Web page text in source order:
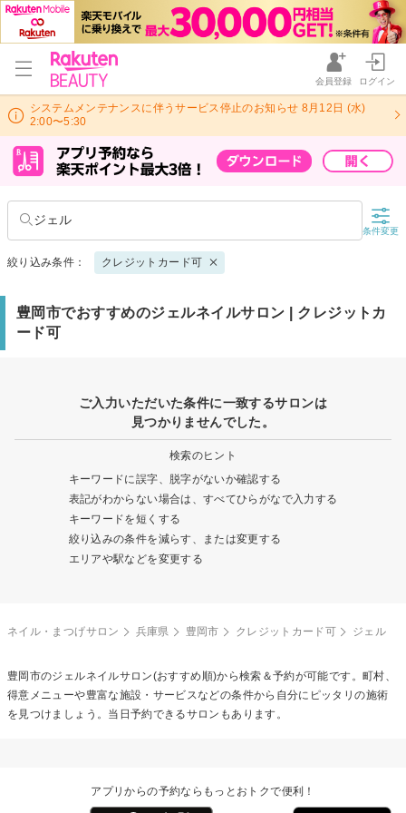
会員登録 ログイン
システムメンテナンスに伴うサービス停止のお知らせ 8月12日 (水)
2:00〜5:30
ジェル
条件変更
絞り込み条件： クレジットカード可
豊岡市でおすすめのジェルネイルサロン | クレジットカ
ード可
ご入力いただいた条件に一致するサロンは
見つかりませんでした。
検索のヒント
キーワードに誤字、脱字がないか確認する
表記がわからない場合は、すべてひらがなで入力する
キーワードを短くする
絞り込みの条件を減らす、または変更する
エリアや駅などを変更する
ネイル・まつげサロン 兵庫県 豊岡市 クレジットカード可 ジェル
豊岡市のジェルネイルサロン(おすすめ順)から検索＆予約が可能です。町村、
得意メニューや豊富な施設・サービスなどの条件から自分にピッタリの施術
を見つけましょう。当日予約できるサロンもあります。
アプリからの予約ならもっとおトクで便利！